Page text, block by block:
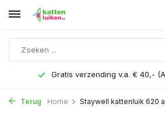
Gratis verzending v.a. € 40,-
Terug Home Staywell kattenluik 620